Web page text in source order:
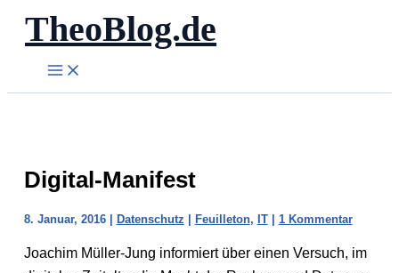
Zum
Inhalt
springen
TheoBlog.de
Digital-Manifest
8. Januar, 2016 | Datenschutz | Feuilleton, IT| 1 Kommentar
Joachim Müller-Jung informiert über einen Versuch, im